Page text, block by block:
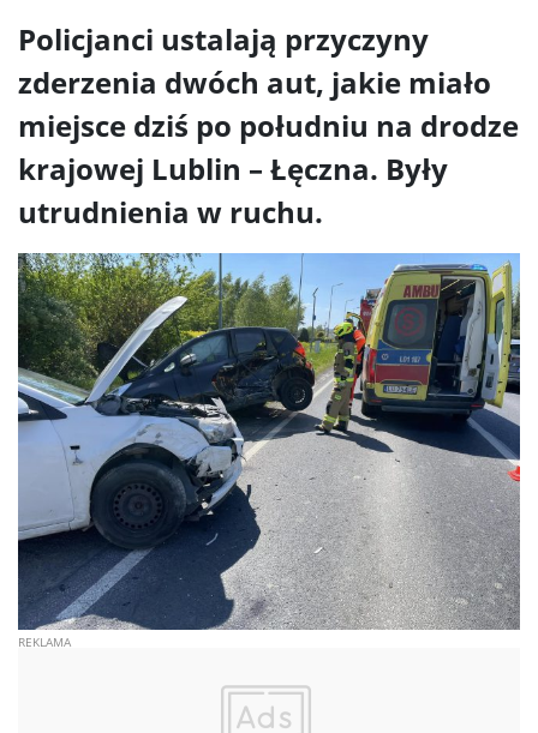
Policjanci ustalają przyczyny
zderzenia dwóch aut, jakie miało
miejsce dziś po południu na drodze
krajowej Lublin – Łęczna. Były
utrudnienia w ruchu.